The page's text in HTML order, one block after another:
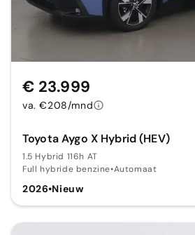
Toyota Aygo X Hybrid (HEV)
1.5 Hybrid 116h AT
Full hybride benzine•Automaat
2026•Nieuw
€ 23.999
va. €208/mnd